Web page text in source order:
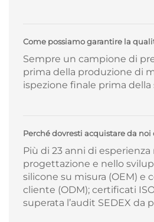
Come possiamo garantire la
Sempre un campione di
prima della produzione di
ispezione finale prima della
Perché dovresti acquistare da
Più di 23 anni di esperienza
progettazione e nello
silicone su misura (OEM) e
cliente (ODM); certificati
superata l’audit SEDEX da